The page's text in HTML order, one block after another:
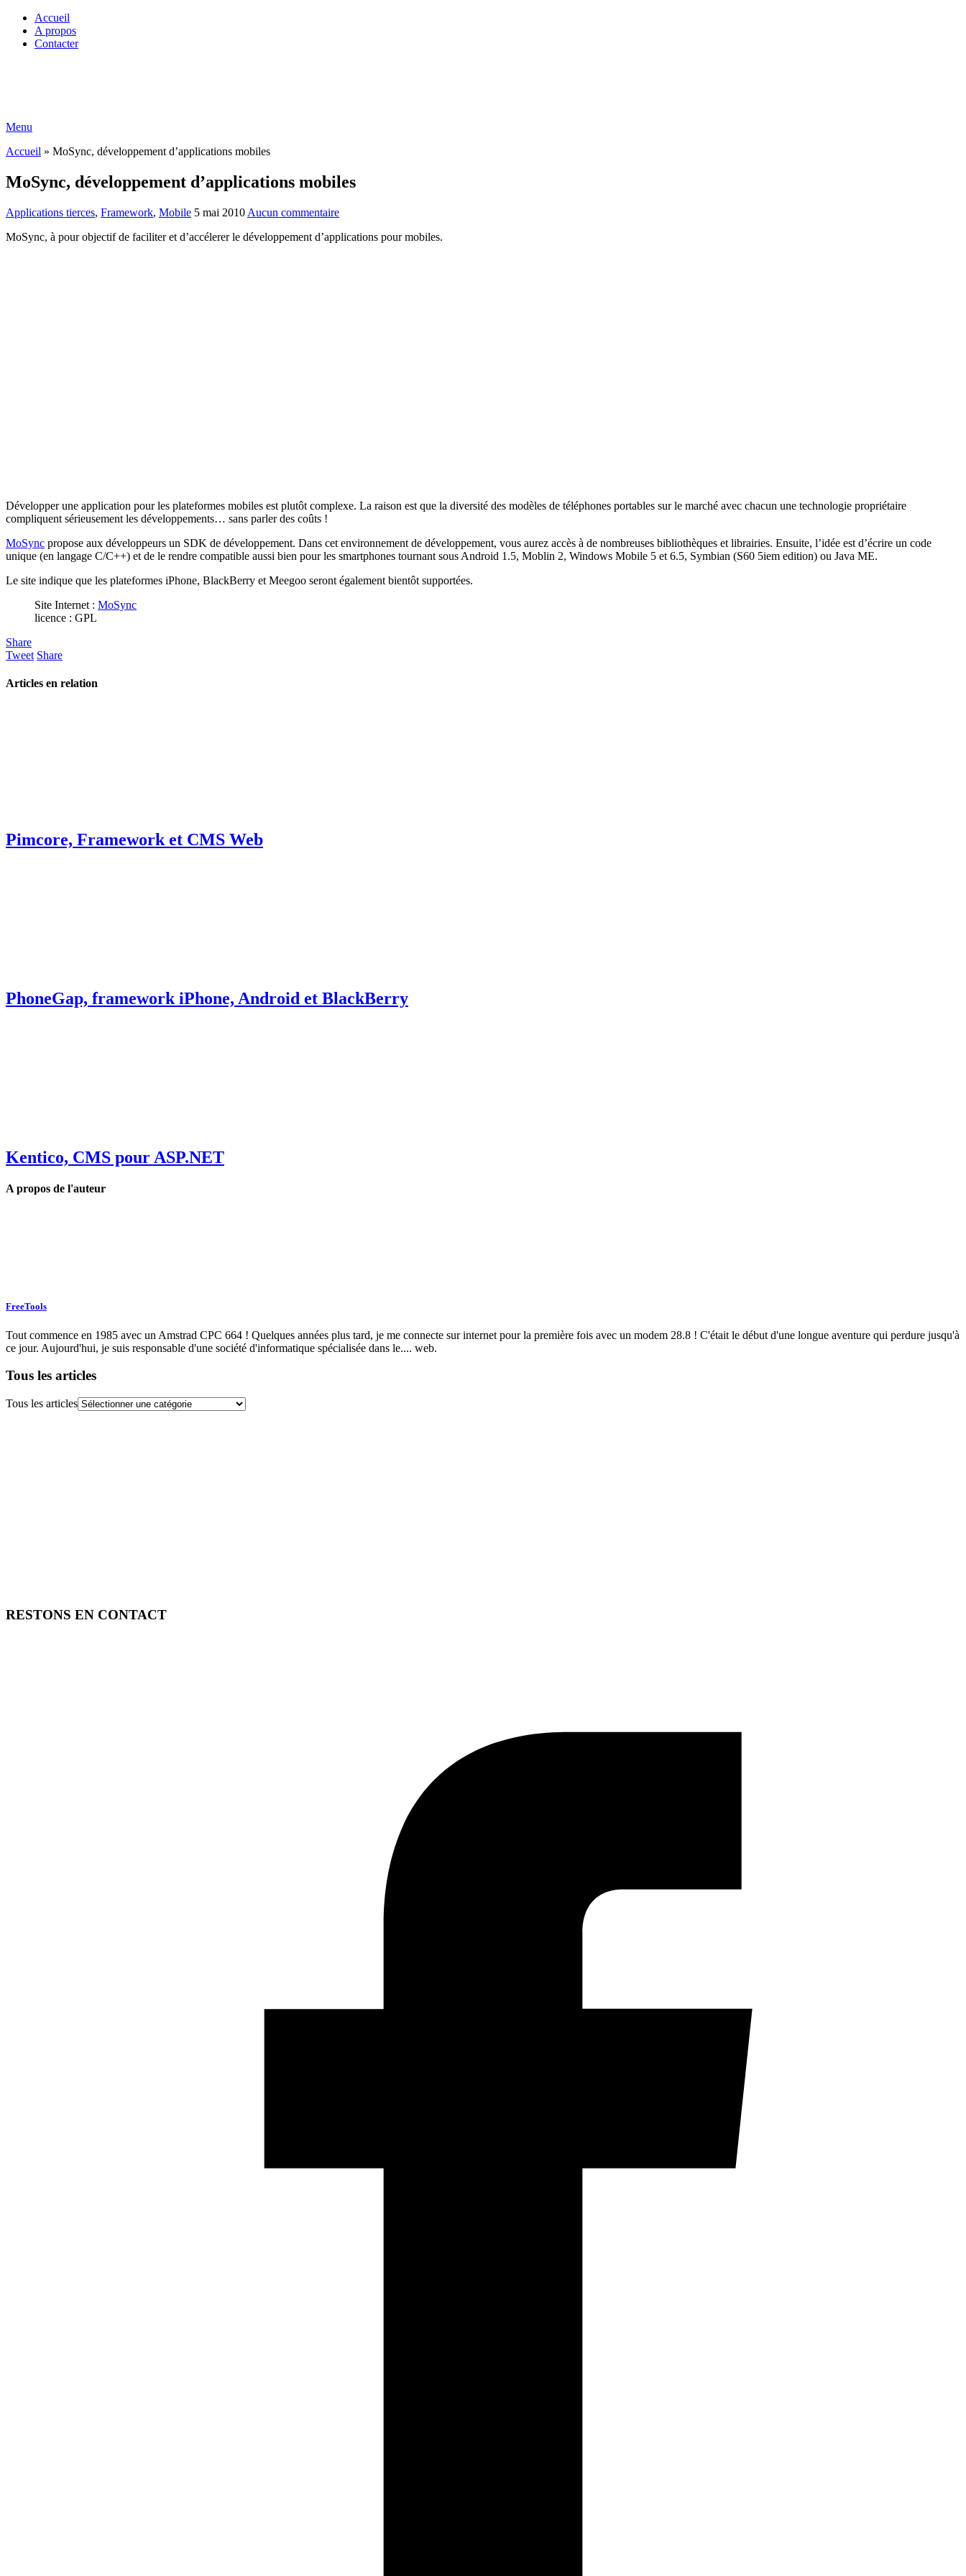
Accueil
A propos
Contacter
Menu
Accueil » MoSync, développement d’applications mobiles
MoSync, développement d’applications mobiles
Applications tierces, Framework, Mobile 5 mai 2010 Aucun commentaire
MoSync, à pour objectif de faciliter et d’accélerer le développement d’applications pour mobiles.
Développer une application pour les plateformes mobiles est plutôt complexe. La raison est que la diversité des modèles de téléphones portables sur le marché avec chacun une technologie propriétaire
compliquent sérieusement les développements… sans parler des coûts !
MoSync propose aux développeurs un SDK de développement. Dans cet environnement de développement, vous aurez accès à de nombreuses bibliothèques et librairies. Ensuite, l’idée est d’écrire un code
unique (en langage C/C++) et de le rendre compatible aussi bien pour les smartphones tournant sous Android 1.5, Moblin 2, Windows Mobile 5 et 6.5, Symbian (S60 5iem edition) ou Java ME.
Le site indique que les plateformes iPhone, BlackBerry et Meegoo seront également bientôt supportées.
Site Internet : MoSync
licence : GPL
Share
Tweet Share
Articles en relation
Pimcore, Framework et CMS Web
PhoneGap, framework iPhone, Android et BlackBerry
Kentico, CMS pour ASP.NET
A propos de l'auteur
FreeTools
Tout commence en 1985 avec un Amstrad CPC 664 ! Quelques années plus tard, je me connecte sur internet pour la première fois avec un modem 28.8 ! C'était le début d'une longue aventure qui perdure jusqu'à
ce jour. Aujourd'hui, je suis responsable d'une société d'informatique spécialisée dans le.... web.
Tous les articles
Tous les articles
RESTONS EN CONTACT